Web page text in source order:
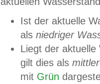
Ist der aktuelle
als niedriger
Liegt der
gilt dies als
mit Grün